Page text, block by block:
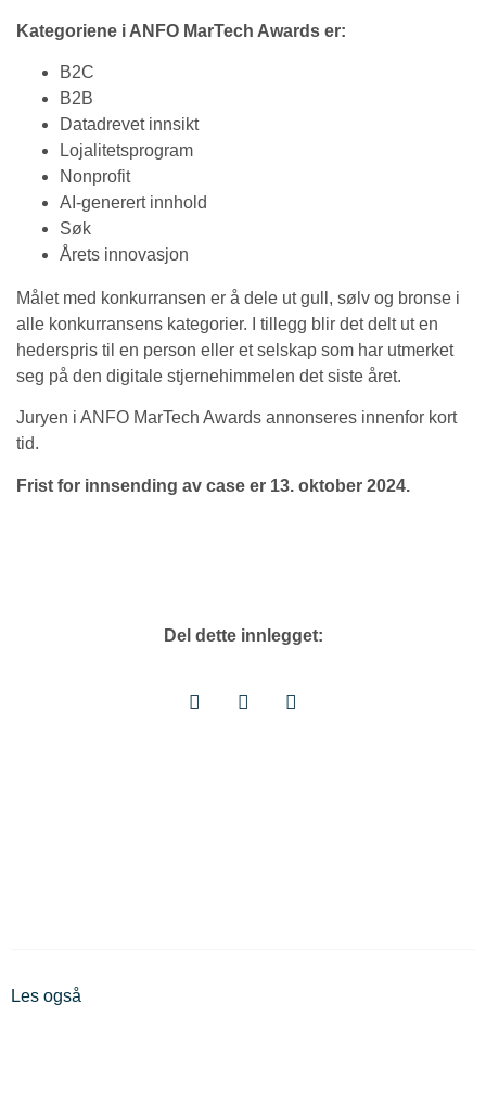
Kategoriene i ANFO MarTech Awards er:
B2C
B2B
Datadrevet innsikt
Lojalitetsprogram
Nonprofit
AI-generert innhold
Søk
Årets innovasjon
Målet med konkurransen er å dele ut gull, sølv og bronse i
alle konkurransens kategorier. I tillegg blir det delt ut en
hederspris til en person eller et selskap som har utmerket
seg på den digitale stjernehimmelen det siste året.
Juryen i ANFO MarTech Awards annonseres innenfor kort
tid.
Frist for innsending av case er 13. oktober 2024.
Del dette innlegget:
Les også